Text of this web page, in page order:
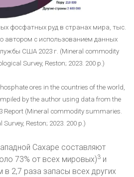
фосфатных руд в странах мира, тыс.
автором с использованием данных
США 2023 г. (Mineral commodity
Survey, Reston; 2023. 200 р.)
ores in the countries of the world,
by the author using data from the
Report (Mineral commodity summaries.
Survey, Reston; 2023. 200 р.)
Сахаре составляют
73% от всех мировых)3 и
2,7 раза запасы всех других